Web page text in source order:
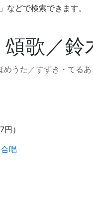
などで検索できます。
歌／
うた／すずき・てる
）
合唱